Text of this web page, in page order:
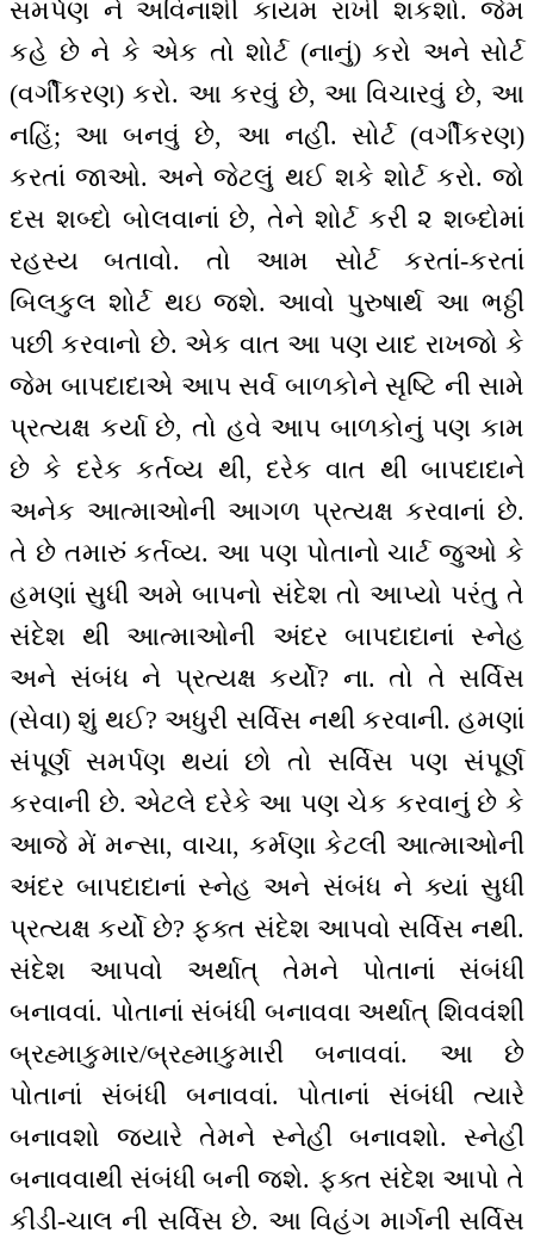
સમર્પણ ને અવિનાશી કાયમ રાખી શકશો. જેમ
કહે છે ને કે એક તો શોર્ટ (નાનું) કરો અને સોર્ટ
(વર્ગીકરણ) કરો. આ કરવું છે, આ વિચારવું છે, આ
નહિં; આ બનવું છે, આ નહીં. સોર્ટ (વર્ગીકરણ)
કરતાં જાઓ. અને જેટલું થઈ શકે શોર્ટ કરો. જો
દસ શબ્દો બોલવાનાં છે, તેને શોર્ટ કરી ૨ શબ્દોમાં
રહસ્ય બતાવો. તો આમ સોર્ટ કરતાં-કરતાં
બિલકુલ શોર્ટ થઇ જશે. આવો પુરુષાર્થ આ ભઠ્ઠી
પછી કરવાનો છે. એક વાત આ પણ યાદ રાખજો કે
જેમ બાપદાદાએ આપ સર્વ બાળકોને સૃષ્ટિ ની સામે
પ્રત્યક્ષ કર્યા છે, તો હવે આપ બાળકોનું પણ કામ
છે કે દરેક કર્તવ્ય થી, દરેક વાત થી બાપદાદાને
અનેક આત્માઓની આગળ પ્રત્યક્ષ કરવાનાં છે.
તે છે તમારું કર્તવ્ય. આ પણ પોતાનો ચાર્ટ જુઓ કે
હમણાં સુધી અમે બાપનો સંદેશ તો આપ્યો પરંતુ તે
સંદેશ થી આત્માઓની અંદર બાપદાદાનાં સ્નેહ
અને સંબંધ ને પ્રત્યક્ષ કર્યો? ના. તો તે સર્વિસ
(સેવા) શું થઈ? અધુરી સર્વિસ નથી કરવાની. હમણાં
સંપૂર્ણ સમર્પણ થયાં છો તો સર્વિસ પણ સંપૂર્ણ
કરવાની છે. એટલે દરેકે આ પણ ચેક કરવાનું છે કે
આજે મેં મન્સા, વાચા, કર્મણા કેટલી આત્માઓની
અંદર બાપદાદાનાં સ્નેહ અને સંબંધ ને ક્યાં સુધી
પ્રત્યક્ષ કર્યો છે? ફક્ત સંદેશ આપવો સર્વિસ નથી.
સંદેશ આપવો અર્થાત્ તેમને પોતાનાં સંબંધી
બનાવવાં. પોતાનાં સંબંધી બનાવવા અર્થાત્ શિવવંશી
બ્રહ્માકુમાર/બ્રહ્માકુમારી બનાવવાં. આ છે
પોતાનાં સંબંધી બનાવવાં. પોતાનાં સંબંધી ત્યારે
બનાવશો જ્યારે તેમને સ્નેહી બનાવશો. સ્નેહી
બનાવવાથી સંબંધી બની જશે. ફક્ત સંદેશ આપો તે
કીડી-ચાલ ની સર્વિસ છે. આ વિહંગ માર્ગની સર્વિસ